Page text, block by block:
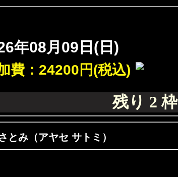
年08月09日(日)
費：24200円(税込)
残り 2 枠
さとみ（アヤセ サトミ）